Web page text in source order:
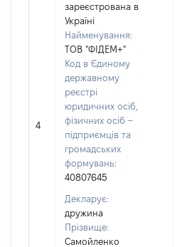
4
зареєстрована в
Україні
Найменування:
ТОВ "ФІДЕМ+"
Код в Єдиному
державному
реєстрі
юридичних осіб,
фізичних осіб –
підприємців та
громадських
формувань:
40807645
Декларує:
дружина
Прізвище:
Самойленко